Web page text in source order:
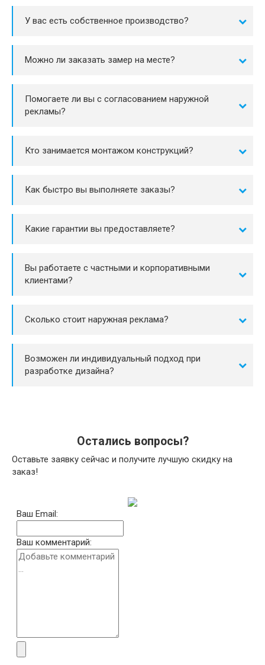
У вас есть собственное производство?
Можно ли заказать замер на месте?
Помогаете ли вы с согласованием наружной
рекламы?
Кто занимается монтажом конструкций?
Как быстро вы выполняете заказы?
Какие гарантии вы предоставляете?
Вы работаете с частными и корпоративными
клиентами?
Сколько стоит наружная реклама?
Возможен ли индивидуальный подход при
разработке дизайна?
Остались вопросы?
Оставьте заявку сейчас и получите лучшую скидку на
заказ!
Ваш Email:
Ваш комментарий: